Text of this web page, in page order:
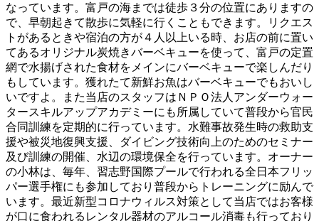
なっています。富戸の海までは徒歩３分の位置にありますの
で、早朝起きて散歩に気軽に行くこともできます。リクエス
トがあるときや宿泊の方が４人以上いる時、お店の前に置い
てあるオリジナル炭焼きバーベキューを使って、富戸の定置
網で水揚げされた食材をメインにバーベキューで楽しんだり
もしています。獲れたて新鮮お魚はバーベキューでもおいし
いですよ。また当店のスタッフはＮＰＯ法人アンダーウォー
タースキルアップアカデミーにも所属していて普段から官民
合同訓練を定期的に行っています。水難事故発生時の救助支
援や被災地復興支援、ダイビング技術向上のためのセミナー
及び訓練の開催、水辺の環境保全を行っています。オーナー
の小林は、毎年、習志野国際プールで行われる全日本フリッ
パー選手権にも参加しており普段からトレーニングに励んで
います。最近新型コロナウィルス対策として当店ではお客様
が口に食われるレンタル器材のアルコール消毒も行っており